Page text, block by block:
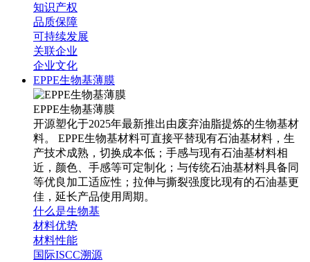
知识产权
品质保障
可持续发展
关联企业
企业文化
EPPE生物基薄膜
EPPE生物基薄膜
开源塑化于2025年最新推出由废弃油脂提炼的生物基材
料。 EPPE生物基材料可直接平替现有石油基材料，生
产技术成熟，切换成本低；手感与现有石油基材料相
近，颜色、手感等可定制化；与传统石油基材料具备同
等优良加工适应性；拉伸与撕裂强度比现有的石油基更
佳，延长产品使用周期。
什么是生物基
材料优势
材料性能
国际ISCC溯源